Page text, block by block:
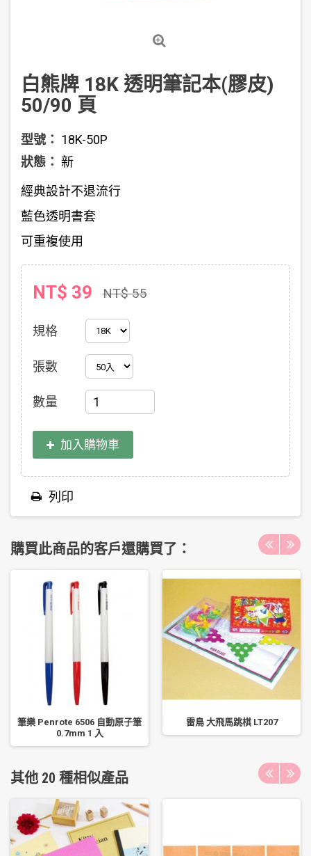
白熊牌 18K 透明筆記本(膠皮)
50/90 頁
型號： 18K-50P
狀態： 新
經典設計不退流行
藍色透明書套
可重複使用
NT$ 39 NT$ 55
規格
張數
數量
加入購物車
列印
購買此商品的客戶還購買了：
筆樂 Penrote 6506 自動原子筆
0.7mm 1 入
雷鳥 大飛馬跳棋 LT207
其他 20 種相似產品